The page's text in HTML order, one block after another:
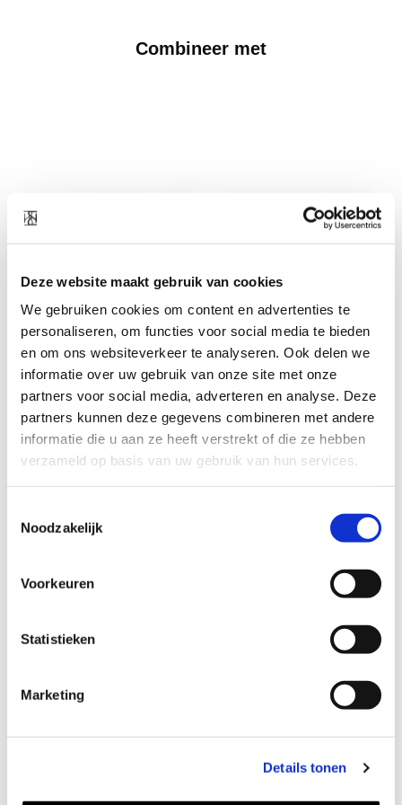
Deze website maakt gebruik van cookies
We gebruiken cookies om content en advertenties te
personaliseren, om functies voor social media te bieden
en om ons websiteverkeer te analyseren. Ook delen we
informatie over uw gebruik van onze site met onze
partners voor social media, adverteren en analyse. Deze
partners kunnen deze gegevens combineren met andere
informatie die u aan ze heeft verstrekt of die ze hebben
verzameld op basis van uw gebruik van hun services.
Noodzakelijk
Voorkeuren
Statistieken
Marketing
Details tonen
Combineer met
Bold oorbellen
32EUR